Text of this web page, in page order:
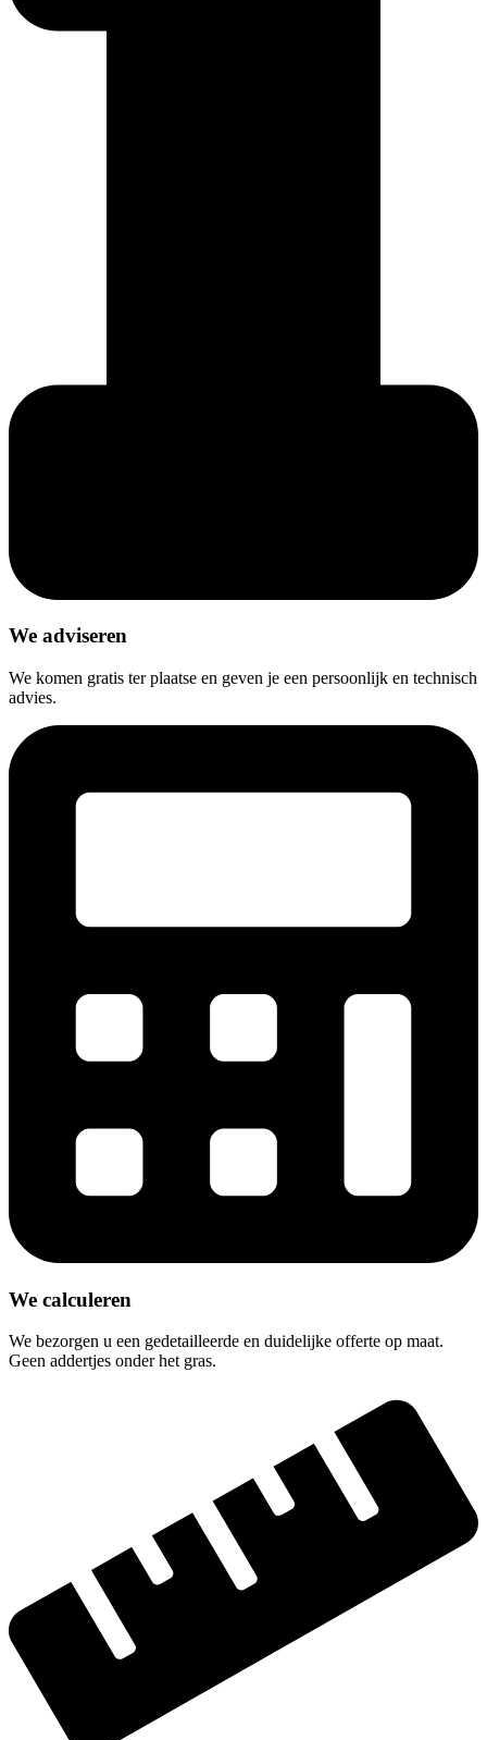
We adviseren
We komen gratis ter plaatse en geven je een persoonlijk en technisch
advies.
We calculeren
We bezorgen u een gedetailleerde en duidelijke offerte op maat.
Geen addertjes onder het gras.